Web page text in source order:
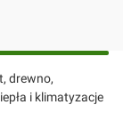
drewno,
i klimatyzacje